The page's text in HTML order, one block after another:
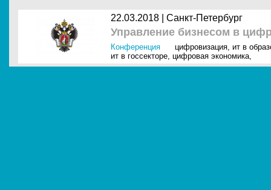
22.03.2018 | Санкт-Петербург
Управление бизнесом в
Конференция цифровизация, ит в
ит в госсекторе, цифровая экономика,